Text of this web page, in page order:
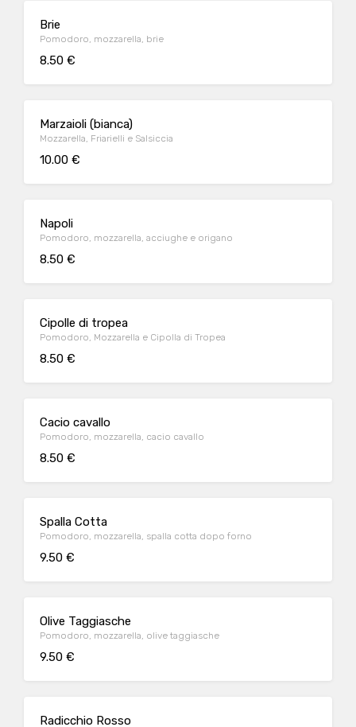
Brie
Pomodoro, mozzarella, brie
8.50 €
Marzaioli (bianca)
Mozzarella, Friarielli e Salsiccia
10.00 €
Napoli
Pomodoro, mozzarella, acciughe e origano
8.50 €
Cipolle di tropea
Pomodoro, Mozzarella e Cipolla di Tropea
8.50 €
Cacio cavallo
Pomodoro, mozzarella, cacio cavallo
8.50 €
Spalla Cotta
Pomodoro, mozzarella, spalla cotta dopo forno
9.50 €
Olive Taggiasche
Pomodoro, mozzarella, olive taggiasche
9.50 €
Radicchio Rosso